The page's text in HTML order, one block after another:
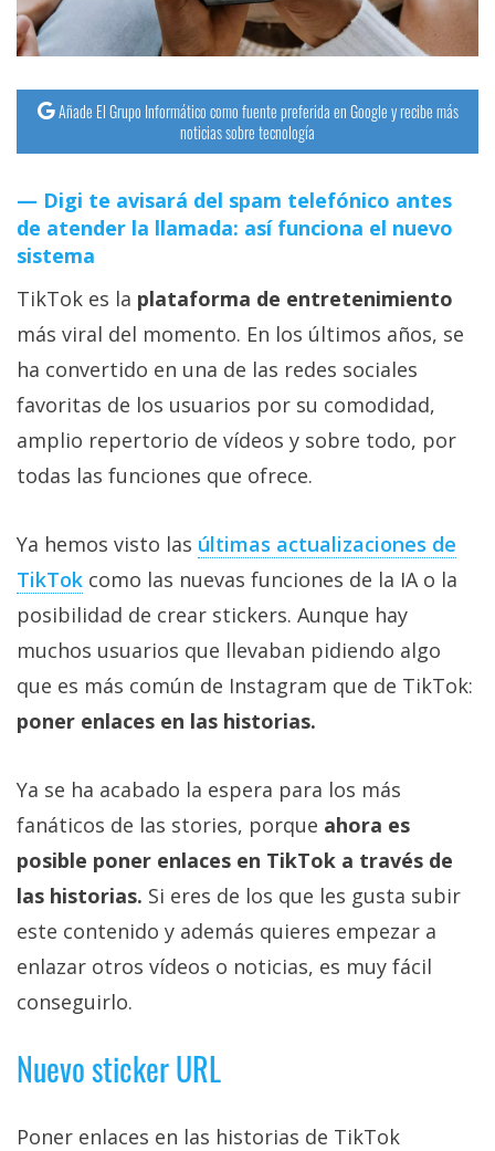
Añade El Grupo Informático como fuente preferida en Google y recibe más
noticias sobre tecnología
Digi te avisará del spam telefónico antes
de atender la llamada: así funciona el nuevo
sistema
TikTok es la plataforma de entretenimiento
más viral del momento. En los últimos años, se
ha convertido en una de las redes sociales
favoritas de los usuarios por su comodidad,
amplio repertorio de vídeos y sobre todo, por
todas las funciones que ofrece.
Ya hemos visto las últimas actualizaciones de
TikTok como las nuevas funciones de la IA o la
posibilidad de crear stickers. Aunque hay
muchos usuarios que llevaban pidiendo algo
que es más común de Instagram que de TikTok:
poner enlaces en las historias.
Ya se ha acabado la espera para los más
fanáticos de las stories, porque ahora es
posible poner enlaces en TikTok a través de
las historias. Si eres de los que les gusta subir
este contenido y además quieres empezar a
enlazar otros vídeos o noticias, es muy fácil
conseguirlo.
Nuevo sticker URL
Poner enlaces en las historias de TikTok